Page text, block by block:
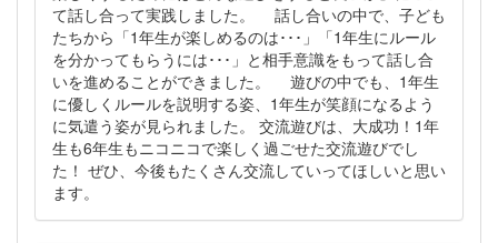
て話し合って実践しました。 話し合いの中で、子ども
たちから「1年生が楽しめるのは･･･」「1年生にルール
を分かってもらうには･･･」と相手意識をもって話し合
いを進めることができました。 遊びの中でも、1年生
に優しくルールを説明する姿、1年生が笑顔になるよう
に気遣う姿が見られました。 交流遊びは、大成功！1年
生も6年生もニコニコで楽しく過ごせた交流遊びでし
た！ ぜひ、今後もたくさん交流していってほしいと思い
ます。